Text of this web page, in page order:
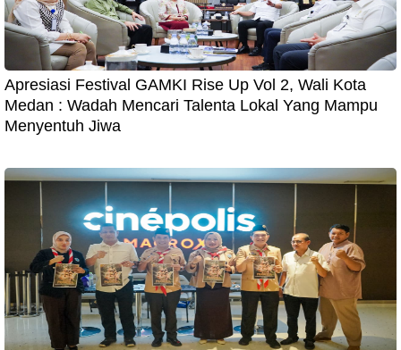
Apresiasi Festival GAMKI Rise Up Vol 2, Wali Kota
Medan : Wadah Mencari Talenta Lokal Yang Mampu
Menyentuh Jiwa